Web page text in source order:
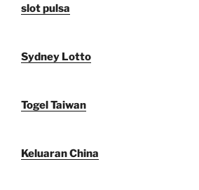
slot pulsa
Sydney Lotto
Togel Taiwan
Keluaran China